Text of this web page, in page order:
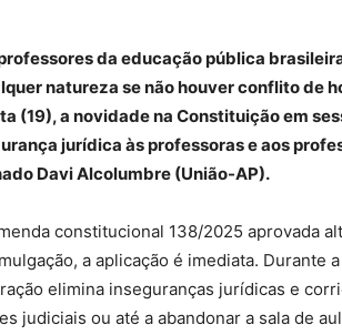
da educação pública
natureza se não houver conflito de
(19), a novidade na Constituição em
jurídica às professoras e aos
Davi Alcolumbre (União-AP).
constitucional 138/2025 aprovada
a aplicação é imediata. Durante
elimina inseguranças jurídicas e
judiciais ou até a abandonar a sala de